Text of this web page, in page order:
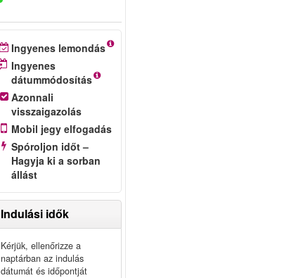
Ingyenes lemondás
Ingyenes
dátummódosítás
Azonnali
visszaigazolás
Mobil jegy elfogadás
Spóroljon időt –
Hagyja ki a sorban
állást
Indulási idők
Kérjük, ellenőrizze a
naptárban az indulás
dátumát és időpontját